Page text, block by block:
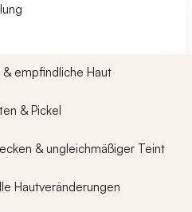
& empfindliche Haut
& Pickel
& ungleichmäßiger Teint
Hautveränderungen